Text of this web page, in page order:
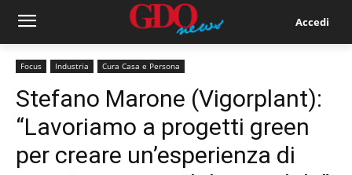
Accedi
Focus Industria Cura Casa e Persona
Stefano Marone (Vigorplant):
“Lavoriamo a progetti green
per creare un’esperienza di